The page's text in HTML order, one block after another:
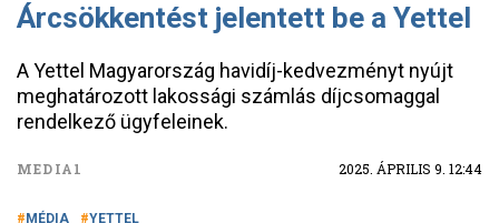
Árcsökkentést jelentett be a Yettel
A Yettel Magyarország havidíj-kedvezményt nyújt
meghatározott lakossági számlás díjcsomaggal
rendelkező ügyfeleinek.
MEDIA1 2025. ÁPRILIS 9. 12:44
MÉDIA YETTEL